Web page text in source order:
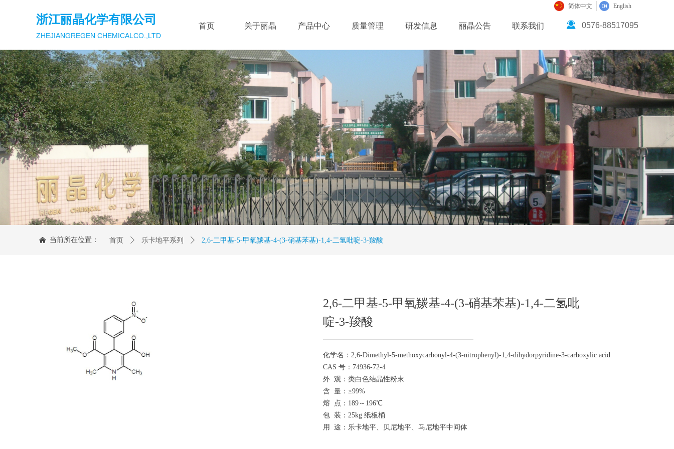
浙江丽晶化学有限公司
ZHEJIANGREGEN CHEMICALCO.,LTD
0576-88517095
끤
首页 关于丽晶 产品中心 质量管理 研发信息 丽晶公告 联系我们
简体中文 English
化学名：2,6-Dimethyl-5-methoxycarbonyl-4-(3-nitrophenyl)-1,4-dihydorpyridine-3-carboxylic acid
CAS 号：74936-72-4
外 观：类白色结晶性粉末
含 量：≥99%
熔 点：189～196℃
包 装：25kg 纸板桶
用 途：乐卡地平、贝尼地平、马尼地平中间体
2,6-二甲基-5-甲氧羰基-4-(3-硝基苯基)-1,4-二氢吡
啶-3-羧酸
首页 ꄲ 乐卡地平系列 ꄲ 2,6-二甲基-5-甲氧羰基-4-(3-硝基苯基)-1,4-二氢吡啶-3-羧酸
낀 当前所在位置：